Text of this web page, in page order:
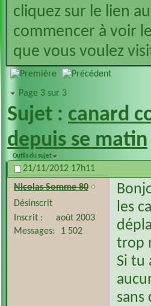
cliquez sur le lien
commencer à voir
que vous voulez
Page 3 sur 3
Sujet : canard
depuis se matin
Outils du sujet
21/11/2012 17h11
Nicolas Somme 80
Désinscrit
Inscrit
août 2003
Messages
1 502
les
trop
Si tu
sans